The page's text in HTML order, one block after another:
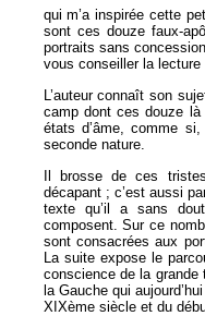
qui m’a inspirée cette
sont ces douze faux-
portraits sans
vous conseiller la lecture
L’auteur connaît son
camp dont ces douze
états d’âme, comme
seconde nature.
Il brosse de ces
décapant ; c’est aussi
texte qu’il a sans
composent. Sur ce
sont consacrées aux
La suite expose le
conscience de la grande
la Gauche qui
XIXème siècle et du